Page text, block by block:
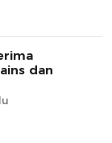
dan